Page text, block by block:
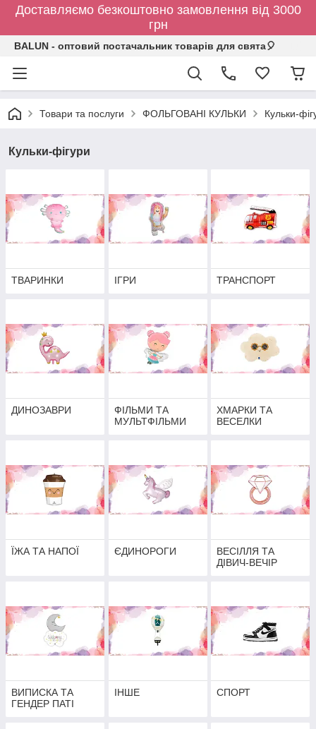
Доставляємо безкоштовно замовлення від 3000
грн
BALUN - оптовий постачальник товарів для свята🎈
Товари та послуги ФОЛЬГОВАНІ КУЛЬКИ Кульки-
Кульки-фігури
ТВАРИНКИ ІГРИ ТРАНСПОРТ
ДИНОЗАВРИ
ФІЛЬМИ ТА
МУЛЬТФІЛЬМИ
ХМАРКИ ТА
ВЕСЕЛКИ
ЇЖА ТА НАПОЇ ЄДИНОРОГИ
ВЕСІЛЛЯ ТА
ДІВИЧ-ВЕЧІР
ВИПИСКА ТА
ГЕНДЕР ПАТІ
ІНШЕ СПОРТ